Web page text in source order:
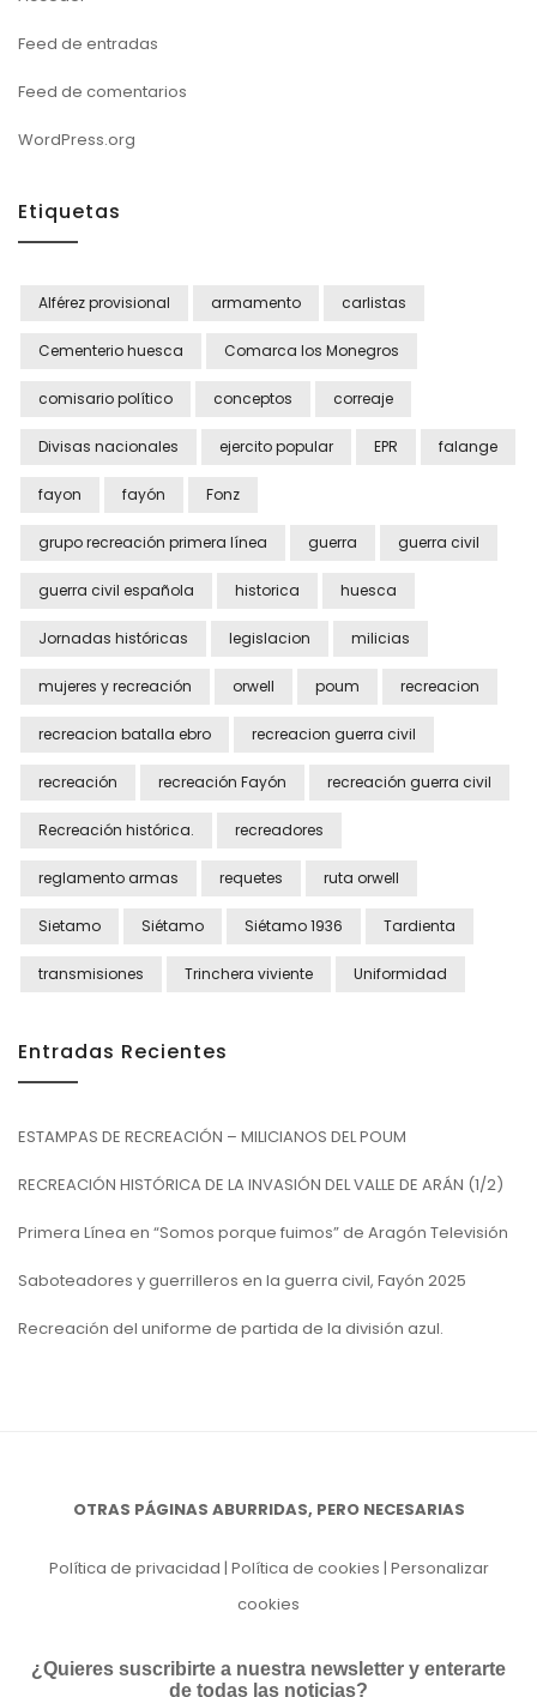
Feed de entradas
Feed de comentarios
WordPress.org
Etiquetas
Alférez provisional armamento carlistas
Cementerio huesca Comarca los Monegros
comisario político conceptos correaje
Divisas nacionales ejercito popular EPR falange
fayon fayón Fonz
grupo recreación primera línea guerra guerra civil
guerra civil española historica huesca
Jornadas históricas legislacion milicias
mujeres y recreación orwell poum recreacion
recreacion batalla ebro recreacion guerra civil
recreación recreación Fayón recreación guerra civil
Recreación histórica. recreadores
reglamento armas requetes ruta orwell
Sietamo Siétamo Siétamo 1936 Tardienta
transmisiones Trinchera viviente Uniformidad
Entradas Recientes
ESTAMPAS DE RECREACIÓN – MILICIANOS DEL POUM
RECREACIÓN HISTÓRICA DE LA INVASIÓN DEL VALLE DE ARÁN (1/2)
Primera Línea en “Somos porque fuimos” de Aragón Televisión
Saboteadores y guerrilleros en la guerra civil, Fayón 2025
Recreación del uniforme de partida de la división azul.
OTRAS PÁGINAS ABURRIDAS, PERO NECESARIAS
Política de privacidad | Política de cookies | Personalizar
cookies
¿Quieres suscribirte a nuestra newsletter y enterarte
de todas las noticias?